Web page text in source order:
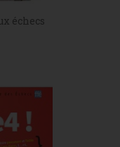
échecs